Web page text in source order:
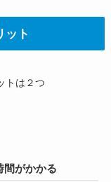
ット
トは２つ
がかかる